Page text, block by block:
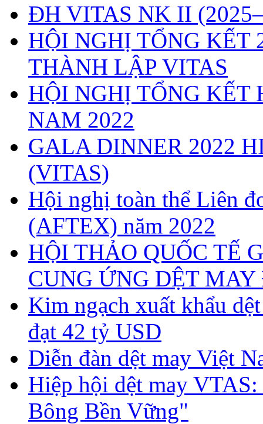
ĐH VITAS NK II
HỘI NGHỊ TỔNG
THÀNH LẬP VITAS
HỘI NGHỊ TỔNG KẾT
NAM 2022
GALA DINNER 2022
(VITAS)
Hội nghị toàn thể Liên
(AFTEX) năm 2022
HỘI THẢO QUỐC TẾ
CUNG ỨNG DỆT
Kim ngạch xuất khẩu
đạt 42 tỷ USD
Diễn đàn dệt may Việt
Hiệp hội dệt may
Bông Bền Vững"